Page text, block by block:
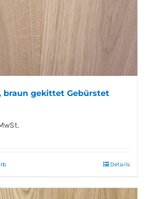
braun gekittet Gebürstet
Details